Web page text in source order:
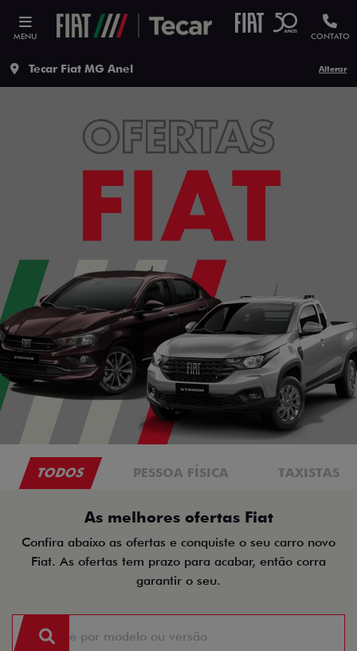
MENU CONTATO
Tecar Fiat MG Anel Alterar
TODOS PESSOA FÍSICA TAXISTAS
As melhores ofertas Fiat
Confira abaixo as ofertas e conquiste o seu carro novo
Fiat. As ofertas tem prazo para acabar, então corra
garantir o seu.